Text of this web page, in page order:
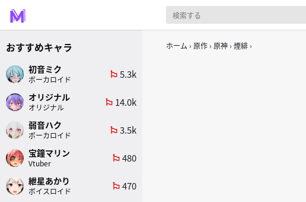
ホーム 原作 原神 煙緋
おすすめキャラ
初音ミク
ボーカロイド
emoji_flags 5.3k
オリジナル
オリジナル
emoji_flags 14.0k
弱音ハク
ボーカロイド
emoji_flags 3.5k
宝鐘マリン
Vtuber
emoji_flags 480
紲星あかり
ボイスロイド
emoji_flags 470